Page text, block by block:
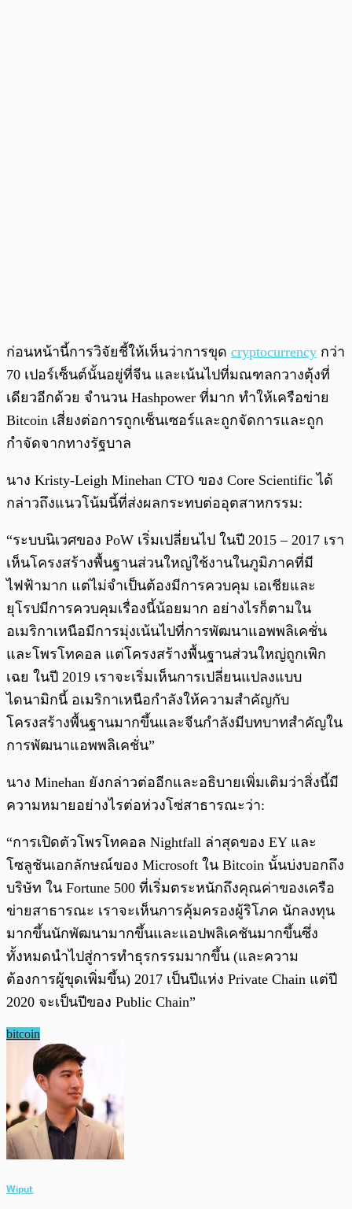
ก่อนหน้านี้การวิจัยชี้ให้เห็นว่าการขุด cryptocurrency กว่า
70 เปอร์เซ็นต์นั้นอยู่ที่จีน และเน้นไปที่มณฑลกวางตุ้งที่
เดียวอีกด้วย จำนวน Hashpower ที่มาก ทำให้เครือข่าย
Bitcoin เสี่ยงต่อการถูกเซ็นเซอร์และถูกจัดการและถูก
กำจัดจากทางรัฐบาล
นาง Kristy-Leigh Minehan CTO ของ Core Scientific ได้
กล่าวถึงแนวโน้มนี้ที่ส่งผลกระทบต่ออุตสาหกรรม:
“ระบบนิเวศของ PoW เริ่มเปลี่ยนไป ในปี 2015 – 2017 เรา
เห็นโครงสร้างพื้นฐานส่วนใหญ่ใช้งานในภูมิภาคที่มี
ไฟฟ้ามาก แต่ไม่จำเป็นต้องมีการควบคุม เอเชียและ
ยุโรปมีการควบคุมเรื่องนี้น้อยมาก อย่างไรก็ตามใน
อเมริกาเหนือมีการมุ่งเน้นไปที่การพัฒนาแอพพลิเคชั่น
และโพรโทคอล แต่โครงสร้างพื้นฐานส่วนใหญ่ถูกเพิก
เฉย ในปี 2019 เราจะเริ่มเห็นการเปลี่ยนแปลงแบบ
ไดนามิกนี้ อเมริกาเหนือกำลังให้ความสำคัญกับ
โครงสร้างพื้นฐานมากขึ้นและจีนกำลังมีบทบาทสำคัญใน
การพัฒนาแอพพลิเคชั่น”
นาง Minehan ยังกล่าวต่ออีกและอธิบายเพิ่มเติมว่าสิ่งนี้มี
ความหมายอย่างไรต่อห่วงโซ่สาธารณะว่า:
“การเปิดตัวโพรโทคอล Nightfall ล่าสุดของ EY และ
โซลูชันเอกลักษณ์ของ Microsoft ใน Bitcoin นั้นบ่งบอกถึง
บริษัท ใน Fortune 500 ที่เริ่มตระหนักถึงคุณค่าของเครือ
ข่ายสาธารณะ เราจะเห็นการคุ้มครองผู้ริโภค นักลงทุน
มากขึ้นนักพัฒนามากขึ้นและแอปพลิเคชันมากขึ้นซึ่ง
ทั้งหมดนำไปสู่การทำธุรกรรมมากขึ้น (และความ
ต้องการผู้ขุดเพิ่มขึ้น) 2017 เป็นปีแห่ง Private Chain แต่ปี
2020 จะเป็นปีของ Public Chain”
bitcoin
Wiput